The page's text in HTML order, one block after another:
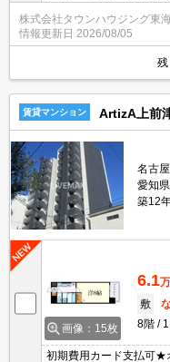
などお気軽にお問い合わ
株式会社タウンハウジング東
情報更新日 2026/08/05
残
賃貸マンション ArtizA上前
名古
愛知
築12
画像：15枚
6.1
敷
8階
初期費用カード支払可★